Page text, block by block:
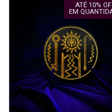
ATÉ 10%
EM